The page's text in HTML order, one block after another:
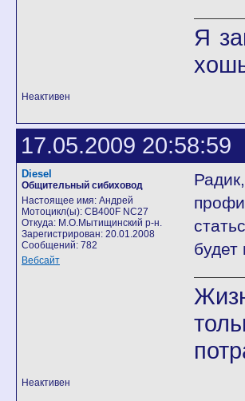
Я
Неактивен
17.05.2009 20:58:59
Diesel
Общительный сибиховод
Настоящее имя: Андрей
Мотоцикл(ы): CB400F NC27
Откуда: М.О.Мытищинский р-н.
Зарегистрирован: 20.01.2008
Сообщений: 782
Вебсайт
будет
Неактивен